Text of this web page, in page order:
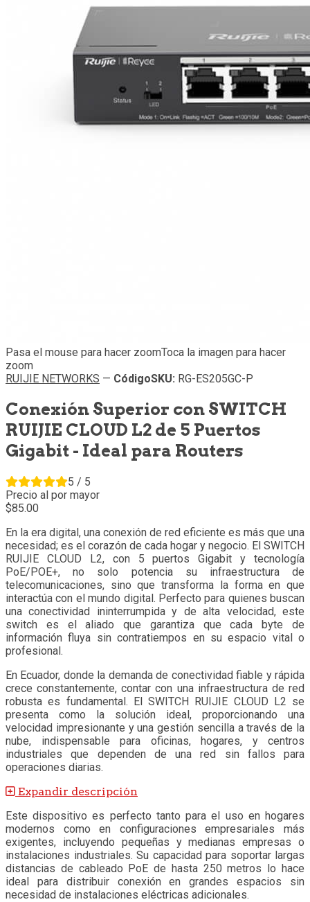
Pasa el mouse para hacer zoomToca la imagen para hacer
zoom
RUIJIE NETWORKS — CódigoSKU: RG-ES205GC-P
Conexión Superior con SWITCH
RUIJIE CLOUD L2 de 5 Puertos
Gigabit - Ideal para Routers
5 / 5
Precio al por mayor
85.00
En la era digital, una conexión de red eficiente es más que una
necesidad; es el corazón de cada hogar y negocio. El SWITCH
RUIJIE CLOUD L2, con 5 puertos Gigabit y tecnología
PoE/POE+, no solo potencia su infraestructura de
telecomunicaciones, sino que transforma la forma en que
interactúa con el mundo digital. Perfecto para quienes buscan
una conectividad ininterrumpida y de alta velocidad, este
switch es el aliado que garantiza que cada byte de
información fluya sin contratiempos en su espacio vital o
profesional.
En Ecuador, donde la demanda de conectividad fiable y rápida
crece constantemente, contar con una infraestructura de red
robusta es fundamental. El SWITCH RUIJIE CLOUD L2 se
presenta como la solución ideal, proporcionando una
velocidad impresionante y una gestión sencilla a través de la
nube, indispensable para oficinas, hogares, y centros
industriales que dependen de una red sin fallos para
operaciones diarias.
Expandir descripción
Este dispositivo es perfecto tanto para el uso en hogares
modernos como en configuraciones empresariales más
exigentes, incluyendo pequeñas y medianas empresas o
instalaciones industriales. Su capacidad para soportar largas
distancias de cableado PoE de hasta 250 metros lo hace
ideal para distribuir conexión en grandes espacios sin
necesidad de instalaciones eléctricas adicionales.